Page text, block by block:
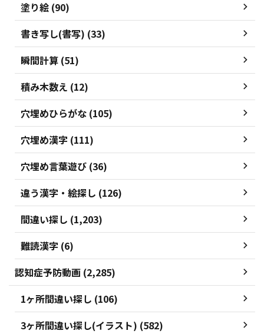
塗り絵 (90)
書き写し(書写) (33)
瞬間計算 (51)
積み木数え (12)
穴埋めひらがな (105)
穴埋め漢字 (111)
穴埋め言葉遊び (36)
違う漢字・絵探し (126)
間違い探し (1,203)
難読漢字 (6)
認知症予防動画 (2,285)
1ヶ所間違い探し (106)
3ヶ所間違い探し(イラスト) (582)